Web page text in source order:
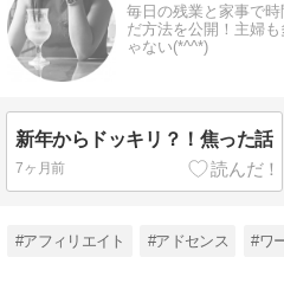
毎日の残業と家事で
だ方法を公開！主婦
ゃない(*^^*)
新年からドッキリ？！焦った話
7ヶ月前
#アフィリエイト #アドセンス #ワ